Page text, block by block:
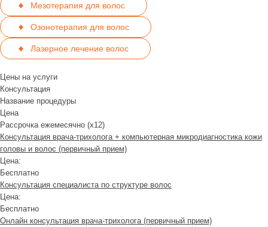
Мезотерапия для волос
Озонотерапия для волос
Лазерное лечение волос
Цены на услуги
Консультация
Название процедуры
Цена
Рассрочка ежемесячно (x12)
Консультация врача-трихолога + компьютерная микродиагностика кожи
головы и волос (первичный прием)
Цена:
Бесплатно
Консультация специалиста по структуре волос
Цена:
Бесплатно
Онлайн консультация врача-трихолога (первичный прием)